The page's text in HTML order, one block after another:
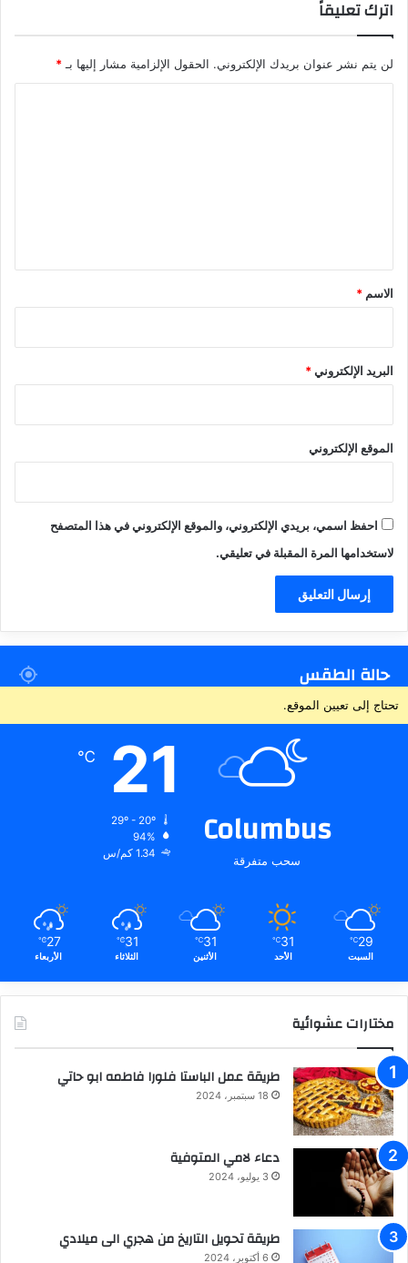
اترك تعليقاً
لن يتم نشر عنوان بريدك الإلكتروني. الحقول الإلزامية مشار إليها بـ *
*
الاسم *
البريد الإلكتروني*
الموقع الإلكتروني
احفظ اسمي، بريدي الإلكتروني، والموقع الإلكتروني في هذا المتصفح
لاستخدامها المرة المقبلة في تعليقي.
حالة الطقس
تحتاج إلى تعيين الموقع.
Columbus
سحب متفرقة
21
℃
94%
1.34 كم/س
29
℃
السبت
31
℃
الأحد
31
℃
الأثنين
31
℃
الثلاثاء
27
℃
الأربعاء
مختارات عشوائية
طريقة عمل الباستا فلورا فاطمه ابو حاتي
18 سبتمبر، 2024
دعاء لامي المتوفية
3 يوليو، 2024
طريقة تحويل التاريخ من هجري الى ميلادي
6 أكتوبر، 2024